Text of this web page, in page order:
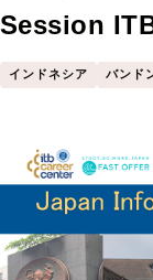
Session
モニーで三
インドネシア バンド